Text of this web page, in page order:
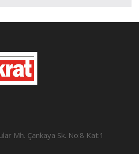
Mh. Çankaya Sk. No:8 Kat:1